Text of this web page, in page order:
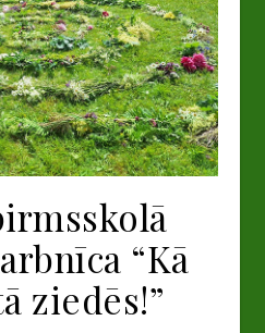
“Kā
ziedēs!”